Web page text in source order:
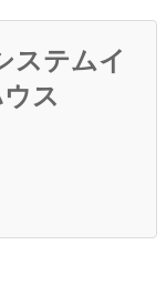
ステムイ
ス